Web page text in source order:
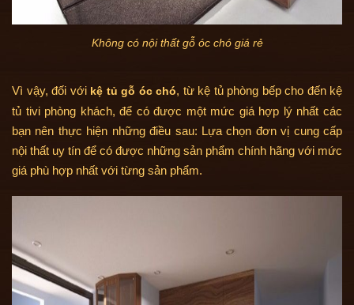
Không có nội thất gỗ óc chó giá rẻ
Vì vậy, đối với kệ tủ gỗ óc chó, từ kệ tủ phòng bếp cho đến kệ
tủ tivi phòng khách, để có được một mức giá hợp lý nhất các
bạn nên thực hiện những điều sau: Lựa chọn đơn vị cung cấp
nội thất uy tín để có được những sản phẩm chính hãng với mức
giá phù hợp nhất với từng sản phẩm.